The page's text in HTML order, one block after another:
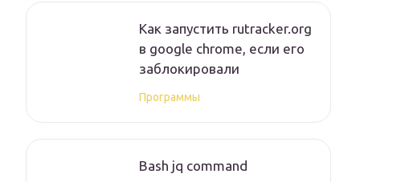
Как запустить rutracker.org
в google chrome, если его
заблокировали
Программы
Bash jq command